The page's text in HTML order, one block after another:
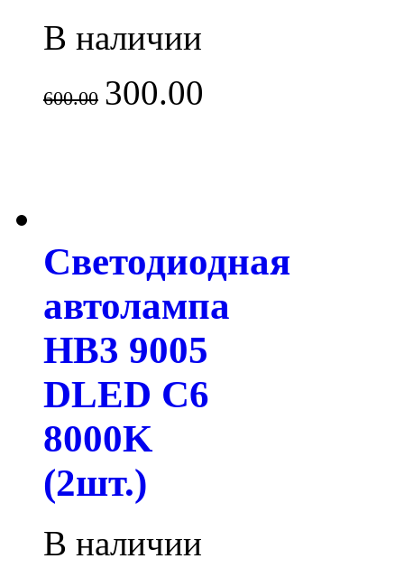
В наличии
600.00 300.00
Светодиодная
автолампа
HB3 9005
DLED C6
8000K
(2шт.)
В наличии